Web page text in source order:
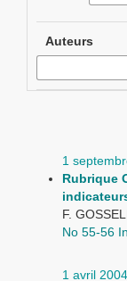
Auteurs
1
Rubrique
F.
No 55-56
1 avril 2004